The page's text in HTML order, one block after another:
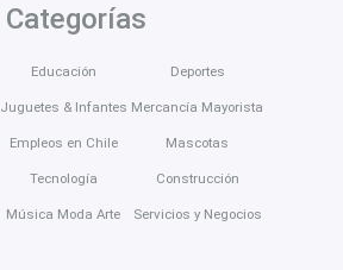
Categorías
Educación
Juguetes & Infantes
Empleos en Chile
Tecnología
Música Moda Arte
Deportes
Mercancía Mayorista
Mascotas
Construcción
Servicios y Negocios